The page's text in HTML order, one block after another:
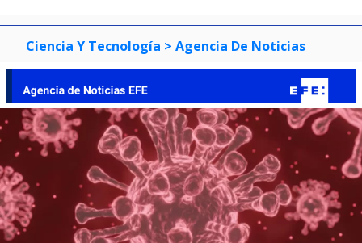
Ciencia Y Tecnología > Agencia De Noticias